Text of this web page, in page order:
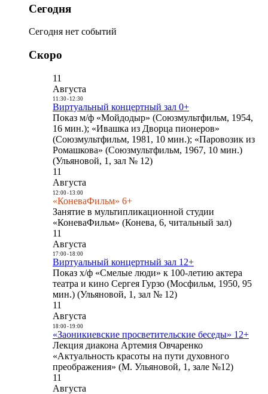
Сегодня
Сегодня нет событий
Скоро
11
Августа
11:30- 12:30
Виртуальный концертный зал 0+
Показ м/ф «Мойдодыр» (Союзмультфильм, 1954,
16 мин.); «Ивашка из Дворца пионеров»
(Союзмультфильм, 1981, 10 мин.); «Паровозик из
Ромашкова» (Союзмультфильм, 1967, 10 мин.)
(Ульяновой, 1, зал № 12)
11
Августа
12:00- 13:00
«КоневаФильм» 6+
Занятие в мультипликационной студии
«КоневаФильм» (Конева, 6, читальный зал)
11
Августа
17:00- 18:00
Виртуальный концертный зал 12+
Показ х/ф «Смелые люди» к 100-летию актера
театра и кино Сергея Гурзо (Мосфильм, 1950, 95
мин.) (Ульяновой, 1, зал № 12)
11
Августа
18:00- 19:00
«Заоникиевские просветительские беседы» 12+
Лекция диакона Артемия Овчаренко
«Актуальность красоты на пути духовного
преображения» (М. Ульяновой, 1, зале №12)
11
Августа